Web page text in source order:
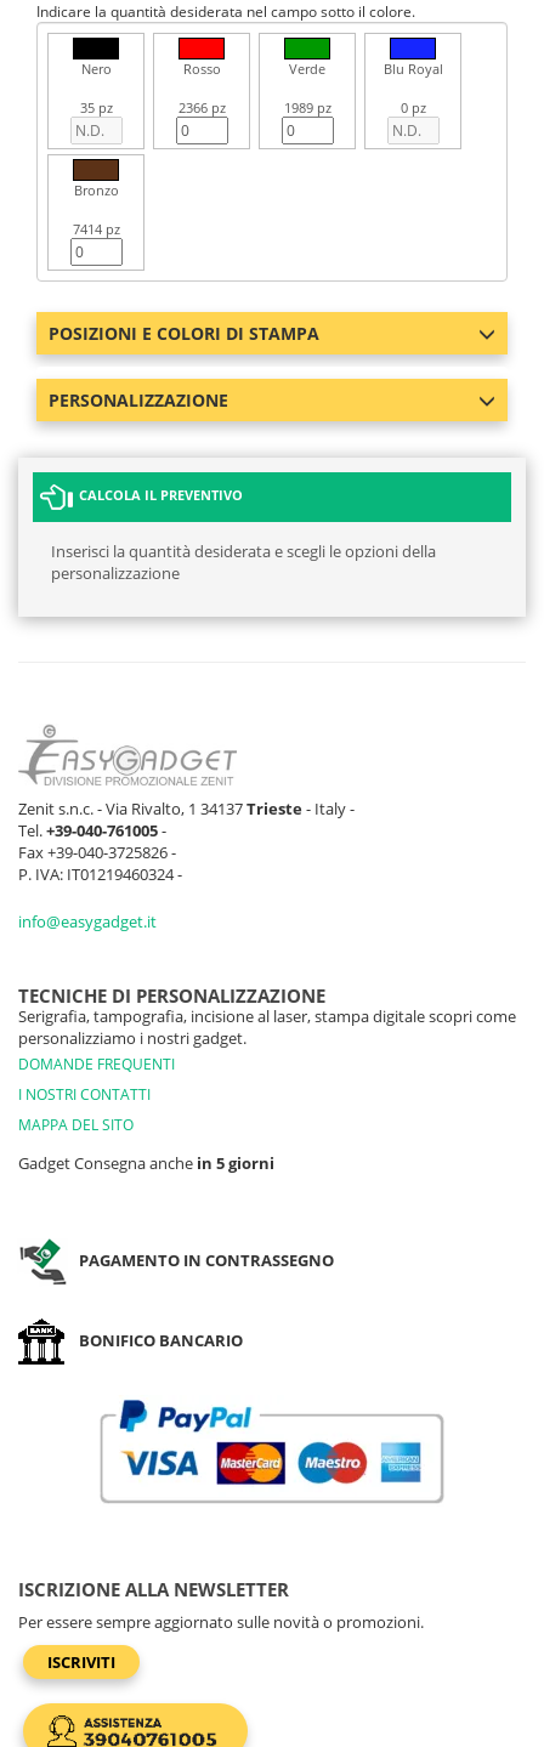
Indicare la quantità desiderata nel campo sotto il colore.
Nero
35 pz
Rosso
2366 pz
Verde
1989 pz
Blu Royal
0 pz
Bronzo
7414 pz
POSIZIONI E COLORI DI STAMPA
PERSONALIZZAZIONE
CALCOLA IL PREVENTIVO
Inserisci la quantità desiderata e scegli le opzioni della
personalizzazione
Zenit s.n.c. - Via Rivalto, 1 34137Trieste- Italy -
Tel.+39-040-761005-
Fax +39-040-3725826 -
P. IVA: IT01219460324 -
info@easygadget.it
TECNICHE DI PERSONALIZZAZIONE
Serigrafia, tampografia, incisione al laser, stampa digitale scopri come
personalizziamo i nostri gadget.
DOMANDE FREQUENTI
I NOSTRI CONTATTI
MAPPA DEL SITO
Gadget Consegna anche in 5 giorni
PAGAMENTO IN CONTRASSEGNO
BONIFICO BANCARIO
ISCRIZIONE ALLA NEWSLETTER
Per essere sempre aggiornato sulle novità o promozioni.
ISCRIVITI